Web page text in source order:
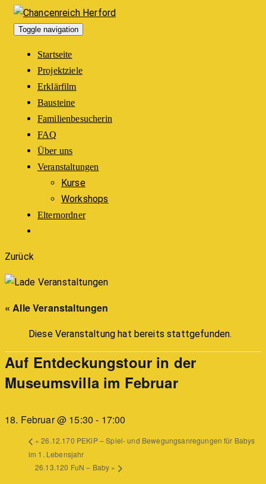
Toggle navigation
Startseite
Projektziele
Erklärfilm
Bausteine
Familienbesucherin
FAQ
Über uns
Veranstaltungen
Kurse
Workshops
Elternordner
Zurück
« Alle Veranstaltungen
Diese Veranstaltung hat bereits stattgefunden.
Auf Entdeckungstour in der
Museumsvilla im Februar
18. Februar @ 15:30 - 17:00
« 26.12.170 PEKiP – Spiel- und Bewegungsanregungen für Babys
im 1. Lebensjahr
26.13.120 FuN – Baby »